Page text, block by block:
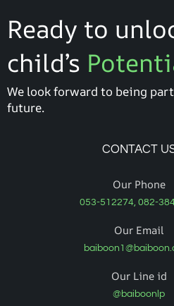
Ready to
child’s
We look forward to being
future.
CONTACT
Our Phone
053-512274, 082-
Our Email
Our Line id
@baiboonlp